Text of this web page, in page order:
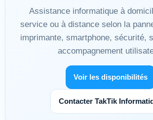
Assistance informatique à
service ou à distance selon la
imprimante, smartphone, sécurité,
accompagnement
Voir les disponibilités
Contacter TakTik